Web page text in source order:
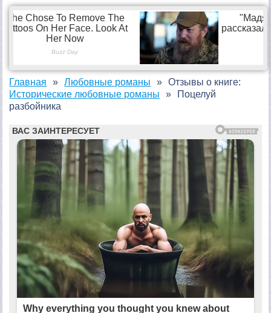
Главная
Любовные романы
Исторические любовные романы
Отзывы о книге:
Поцелуй
разбойника